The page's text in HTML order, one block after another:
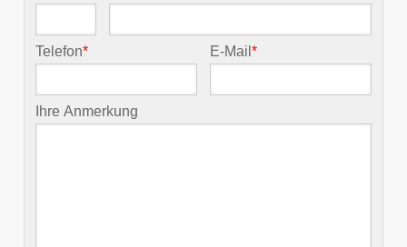
Telefon* E-Mail*
Ihre Anmerkung